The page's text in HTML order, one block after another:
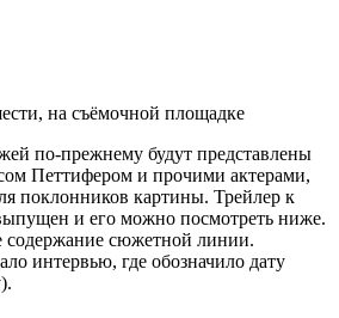
на съёмочной площадке
по-прежнему будут представлены
Петтифером и прочими актерами,
поклонников картины. Трейлер к
и его можно посмотреть ниже.
содержание сюжетной линии.
интервью, где обозначило дату